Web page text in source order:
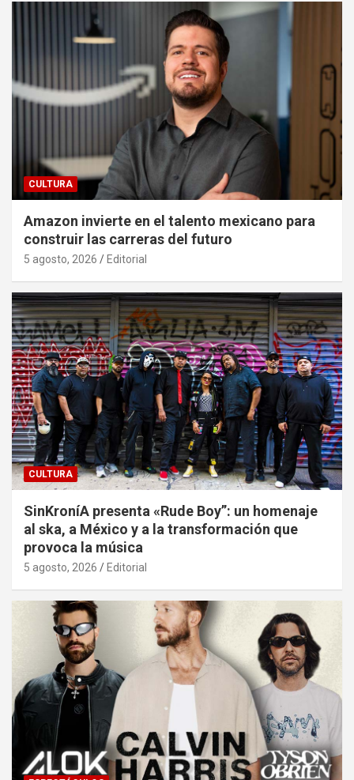
CULTURA
Amazon invierte en el talento mexicano para
construir las carreras del futuro
5 agosto, 2026 Editorial
CULTURA
SinKroníA presenta «Rude Boy”: un homenaje
al ska, a México y a la transformación que
provoca la música
5 agosto, 2026 Editorial